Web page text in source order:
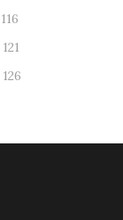
116
121
126